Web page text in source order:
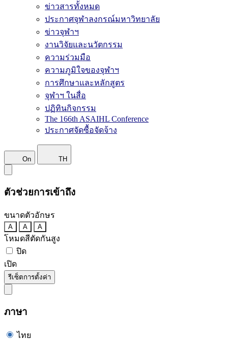
ข่าวสารทั้งหมด
ประกาศจุฬาลงกรณ์มหาวิทยาลัย
ข่าวจุฬาฯ
งานวิจัยและนวัตกรรม
ความร่วมมือ
ความภูมิใจของจุฬาฯ
การศึกษาและหลักสูตร
จุฬาฯ ในสื่อ
ปฏิทินกิจกรรม
The 166th ASAIHL Conference
ประกาศจัดซื้อจัดจ้าง
On TH
ตัวช่วยการเข้าถึง
ขนาดตัวอักษร
A A A
โหมดสีตัดกันสูง
ปิด
เปิด
รีเซ็ตการตั้งค่า
ภาษา
ไทย